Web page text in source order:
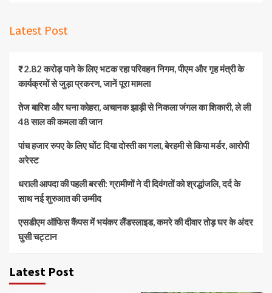
Latest Post
₹2.82 करोड़ पाने के लिए भटक रहा परिवहन निगम, पीएम और गृह मंत्री के
कार्यक्रमों से जुड़ा प्रकरण, जानें पूरा मामला
तेज बारिश और घना कोहरा, अचानक झाड़ी से निकला जंगल का शिकारी, ले ली
48 साल की कमला की जान
पांच हजार रुपए के लिए घोंट दिया दोस्ती का गला, बेरहमी से किया मर्डर, आरोपी
अरेस्ट
धराली आपदा की पहली बरसी: ग्रामीणों ने दी दिवंगतों को श्रद्धांजलि, दर्द के
साथ नई शुरुआत की उम्मीद
एसडीएम ऑफिस कैंपस में भयंकर लैंडस्लाइड, कमरे की दीवार तोड़ घर के अंदर
घुसी चट्टान
Latest Post